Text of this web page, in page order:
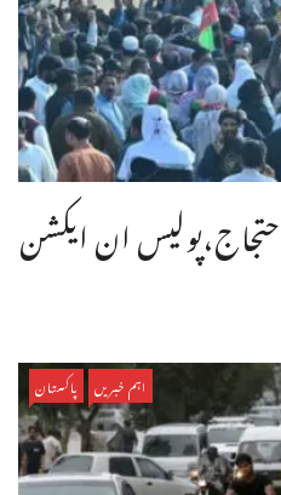
ان ایکشن
اہم خبریں پاکستان